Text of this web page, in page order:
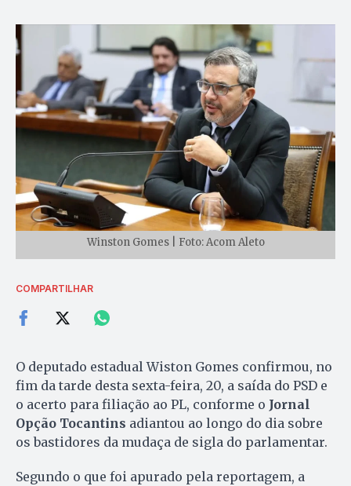
Winston Gomes | Foto: Acom Aleto
COMPARTILHAR
O deputado estadual Wiston Gomes confirmou, no
fim da tarde desta sexta-feira, 20, a saída do PSD e
o acerto para filiação ao PL, conforme o Jornal
Opção Tocantins adiantou ao longo do dia sobre
os bastidores da mudaça de sigla do parlamentar.
Segundo o que foi apurado pela reportagem, a